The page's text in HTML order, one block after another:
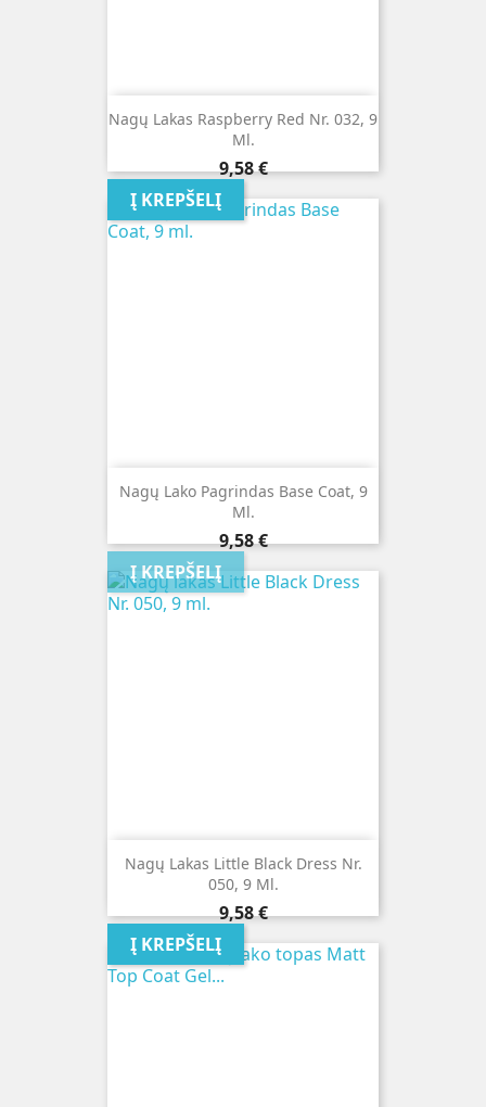
Nagų Lakas Raspberry Red Nr. 032, 9
Ml.
Kaina
9,58 €
Į KREPŠELĮ
Nagų Lako Pagrindas Base Coat, 9
Ml.
Kaina
9,58 €
Į KREPŠELĮ
Nagų Lakas Little Black Dress Nr.
050, 9 Ml.
Kaina
9,58 €
Į KREPŠELĮ